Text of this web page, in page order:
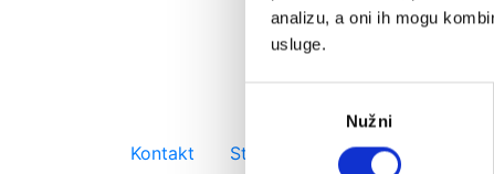
analizu, a oni ih mogu
usluge.
Nužni
Važniji linkovi
Kontakt Strateški plan Prostorni plan